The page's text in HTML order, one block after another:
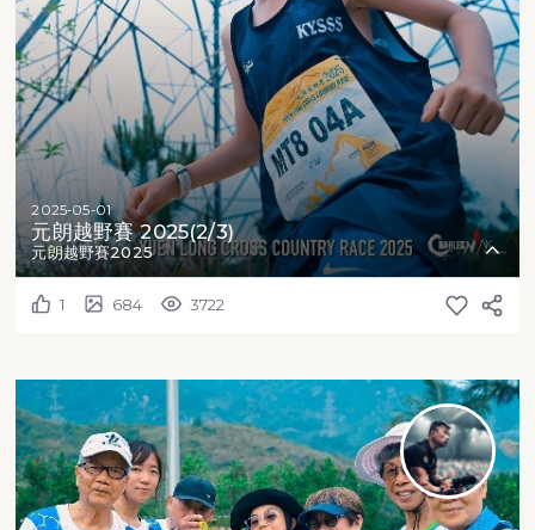
2025-05-01
元朗越野賽 2025(2/3)
元朗越野賽2025
1 684 3722